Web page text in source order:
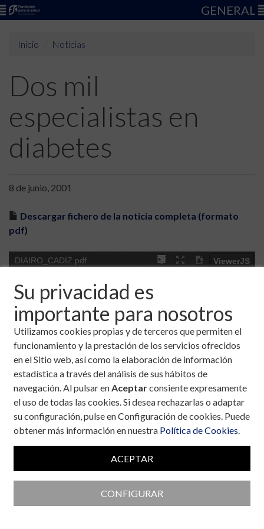
Su privacidad es
importante para nosotros
Utilizamos cookies propias y de terceros que permiten el
funcionamiento y la prestación de los servicios ofrecidos
en el Sitio web, así como la elaboración de información
estadística a través del análisis de sus hábitos de
navegación. Al pulsar enAceptarconsiente expresamente
el uso de todas las cookies. Si desea rechazarlas o adaptar
su configuración, pulse en Configuración de cookies. Puede
obtener más información en nuestra Política de Cookies.
ACEPTAR
CONFIGURAR
GENERAL
Inicio Noticias
Dos mil
especialistas en
diabetes
8 de junio, 2001
Descargar fichero de la noticia completa (formato
pdf)
Colaboran con la Fundación